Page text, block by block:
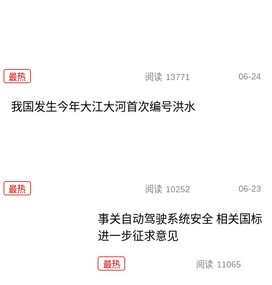
最热 阅读 13771 06-24
我国发生今年大江大河首次编号洪水
最热 阅读 10252 06-23
事关自动驾驶系统安全 相关国标
进一步征求意见
最热 阅读 11065